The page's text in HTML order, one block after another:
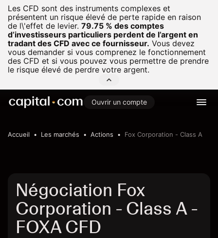
Les CFD sont des instruments complexes et
présentent un risque élevé de perte rapide en raison
de l\'effet de levier. 79.75 % des comptes
d’investisseurs particuliers perdent de l’argent en
tradant des CFD avec ce fournisseur. Vous devez
vous demander si vous comprenez le fonctionnement
des CFD et si vous pouvez vous permettre de prendre
le risque élevé de perdre votre argent.
Ouvrir un compte
Accueil Les marchés Actions Fox Corporation - Class A
Négociation Fox
Corporation - Class A -
FOXA CFD